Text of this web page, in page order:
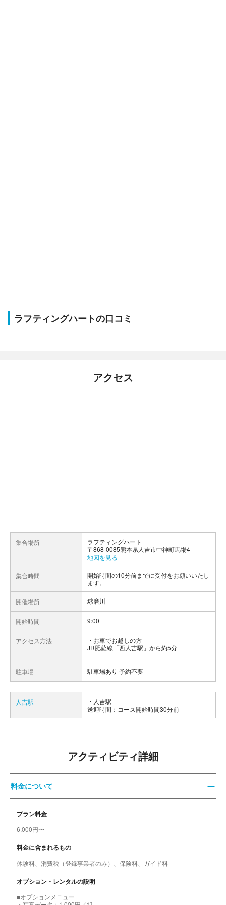
ラフティングハートの口コミ
アクセス
集合場所
ラフティングハート
〒868-0085熊本県人吉市中神町馬場4
地図を見る
集合時間
開始時間の10分前までに受付をお願いいたし
ます。
開催場所 球磨川
開始時間 9:00
アクセス方法
お車でお越しの方
JR肥薩線「西人吉駅」から約5分
駐車場 駐車場あり 予約不要
人吉駅
人吉駅
送迎時間：コース開始時間30分前
アクティビティ詳細
料金について
プラン料金
6,000円〜
料金に含まれるもの
体験料、消費税（登録事業者のみ）、保険料、ガイド料
オプション・レンタルの説明
■オプションメニュー